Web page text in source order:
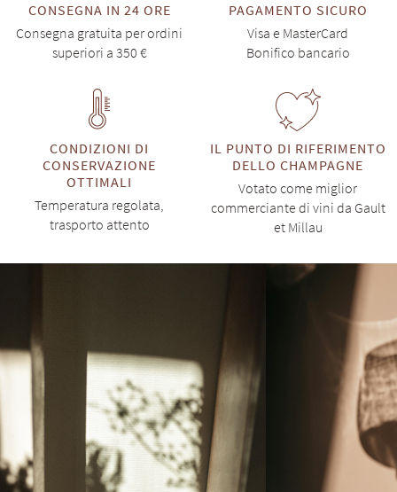
CONSEGNA IN 24 ORE
Consegna gratuita per ordini
superiori a 350 €
PAGAMENTO SICURO
Visa e MasterCard
Bonifico bancario
CONDIZIONI DI
CONSERVAZIONE
OTTIMALI
Temperatura regolata,
trasporto attento
IL PUNTO DI RIFERIMENTO
DELLO CHAMPAGNE
Votato come miglior
commerciante di vini da Gault
et Millau